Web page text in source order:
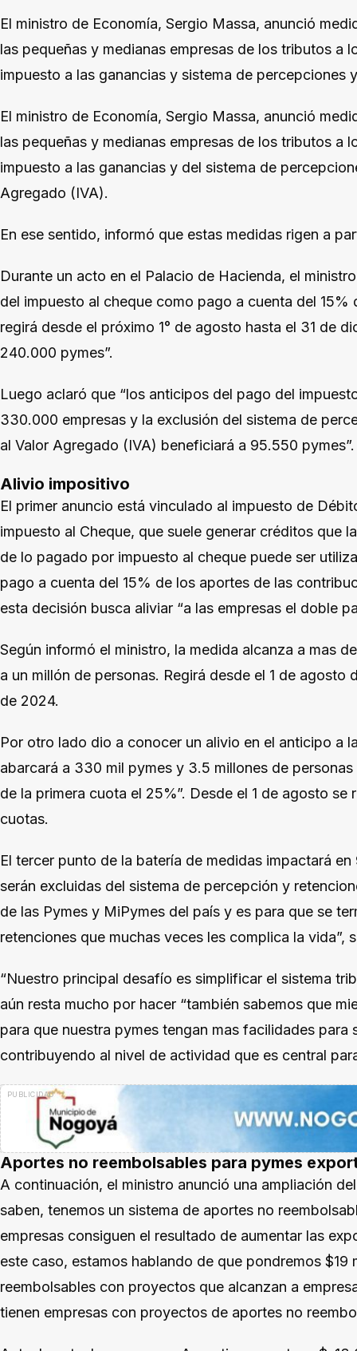
El ministro de Economía, Sergio Massa, anunció
las pequeñas y medianas empresas de los tributos a
impuesto a las ganancias y sistema de percepciones
El ministro de Economía, Sergio Massa, anunció
las pequeñas y medianas empresas de los tributos a
impuesto a las ganancias y del sistema de
Agregado (IVA).
En ese sentido, informó que estas medidas rigen a
Durante un acto en el Palacio de Hacienda, el
del impuesto al cheque como pago a cuenta del
regirá desde el próximo 1° de agosto hasta el 31 de
240.000 pymes”.
Luego aclaró que “los anticipos del pago del
330.000 empresas y la exclusión del sistema de
al Valor Agregado (IVA) beneficiará a 95.550 pymes”.
Alivio impositivo
El primer anuncio está vinculado al impuesto de
impuesto al Cheque, que suele generar créditos que
de lo pagado por impuesto al cheque puede ser
pago a cuenta del 15% de los aportes de las
esta decisión busca aliviar “a las empresas el doble
Según informó el ministro, la medida alcanza a mas
a un millón de personas. Regirá desde el 1 de agosto
de 2024.
Por otro lado dio a conocer un alivio en el anticipo a
abarcará a 330 mil pymes y 3.5 millones de
de la primera cuota el 25%”. Desde el 1 de agosto se
cuotas.
El tercer punto de la batería de medidas impactará
serán excluidas del sistema de percepción y
de las Pymes y MiPymes del país y es para que se
retenciones que muchas veces les complica la vida”,
“Nuestro principal desafío es simplificar el sistema
aún resta mucho por hacer “también sabemos que
para que nuestra pymes tengan mas facilidades
contribuyendo al nivel de actividad que es central
Aportes no reembolsables para pymes
A continuación, el ministro anunció una ampliación
saben, tenemos un sistema de aportes no
empresas consiguen el resultado de aumentar las
este caso, estamos hablando de que pondremos $19
reembolsables con proyectos que alcanzan a
tienen empresas con proyectos de aportes no